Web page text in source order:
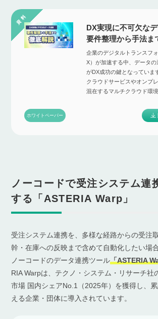
DX実現に不可欠なデ
要件整理から手法ま
企業のデジタルトランスフ
X）が加速する中、データの
がDX成功の鍵となっていま
クラウドサービスやオンプ
混在するマルチクラウド環境
ホワイトペーパー
ノーコードで受注システム連
する「ASTERIA Warp」
受注システム連携を、多様な経路からの受注
幹・在庫への反映まで含めて自動化したい場
ノーコードのデータ連携ツール「ASTERIA
RIA Warpは、テクノ・システム・リサーチ社
市場 国内シェアNo.1（2025年）を獲得し、
える企業・団体に導入されています。